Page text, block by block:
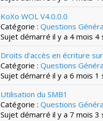
KoXo WOL V4.0.0.0
Catégorie : Questions
Sujet démarré il y a 4 mois 4
Droits d'accès en écriture
Catégorie : Questions
Sujet démarré il y a 6 mois 1
Utilisation du SMB1
Catégorie : Questions
Sujet démarré il y a 7 mois 3